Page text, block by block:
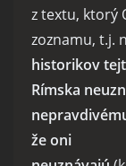
z textu, ktorý
zoznamu, t.j.
historikov
Rímska
že oni